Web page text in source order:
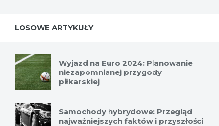
LOSOWE ARTYKUŁY
Wyjazd na Euro 2024: Planowanie
niezapomnianej przygody
piłkarskiej
Samochody hybrydowe: Przegląd
najważniejszych faktów i przyszłości